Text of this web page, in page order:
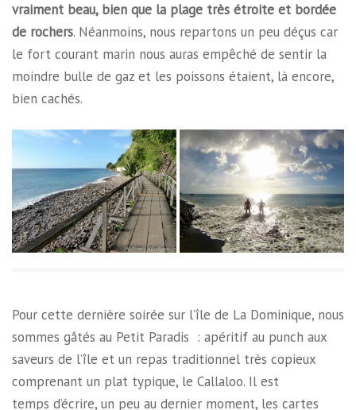
vraiment beau, bien que la plage très étroite et bordée
de rochers. Néanmoins, nous repartons un peu déçus car
le fort courant marin nous auras empêché de sentir la
moindre bulle de gaz et les poissons étaient, là encore,
bien cachés.
Pour cette dernière soirée sur l’île de La Dominique, nous
sommes gâtés au Petit Paradis : apéritif au punch aux
saveurs de l’île et un repas traditionnel très copieux
comprenant un plat typique, le Callaloo. Il est
temps d’écrire, un peu au dernier moment, les cartes